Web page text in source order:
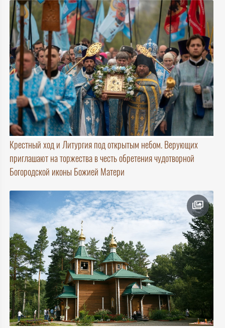
Крестный ход и Литургия под открытым небом. Верующих
приглашают на торжества в честь обретения чудотворной
Богородской иконы Божией Матери